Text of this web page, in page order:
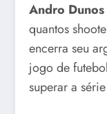
Andro Dunos
quantos
encerra seu
jogo de
superar a